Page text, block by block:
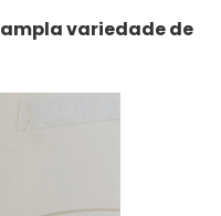
ampla variedade de